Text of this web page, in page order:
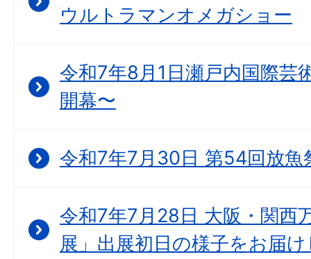
ウルトラマンオメガショー
令和7年8月1日瀬戸内国際芸
開幕〜
令和7年7月30日 第54回放魚
令和7年7月28日 大阪・関西
展」出展初日の様子をお届